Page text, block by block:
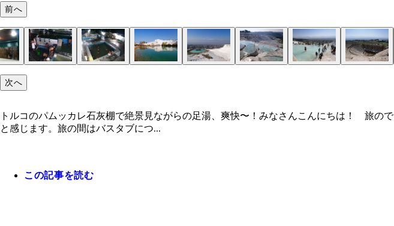
前へ
次へ
トルコのパムッカレ石灰棚で絶景見ながらの足湯、爽快〜！みなさんこんにちは！ 旅の
と感じます。旅の間はバスタブにつ...
この記事を読む